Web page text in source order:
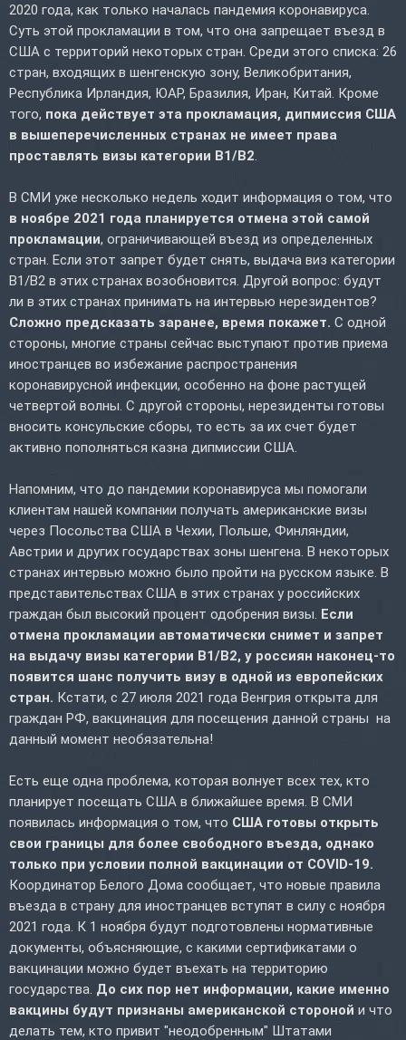
2020 года, как только началась пандемия коронавируса.
Суть этой прокламации в том, что она запрещает въезд в
США с территорий некоторых стран. Среди этого списка: 26
стран, входящих в шенгенскую зону, Великобритания,
Республика Ирландия, ЮАР, Бразилия, Иран, Китай. Кроме
того, пока действует эта прокламация, дипмиссия США
в вышеперечисленных странах не имеет права
проставлять визы категории B1/B2.
В СМИ уже несколько недель ходит информация о том, что
в ноябре 2021 года планируется отмена этой самой
прокламации, ограничивающей въезд из определенных
стран. Если этот запрет будет снять, выдача виз категории
B1/B2 в этих странах возобновится. Другой вопрос: будут
ли в этих странах принимать на интервью нерезидентов?
Сложно предсказать заранее, время покажет. С одной
стороны, многие страны сейчас выступают против приема
иностранцев во избежание распространения
коронавирусной инфекции, особенно на фоне растущей
четвертой волны. С другой стороны, нерезиденты готовы
вносить консульские сборы, то есть за их счет будет
активно пополняться казна дипмиссии США.
Напомним, что до пандемии коронавируса мы помогали
клиентам нашей компании получать американские визы
через Посольства США в Чехии, Польше, Финляндии,
Австрии и других государствах зоны шенгена. В некоторых
странах интервью можно было пройти на русском языке. В
представительствах США в этих странах у российских
граждан был высокий процент одобрения визы. Если
отмена прокламации автоматически снимет и запрет
на выдачу визы категории B1/B2, у россиян наконец-то
появится шанс получить визу в одной из европейских
стран. Кстати, с 27 июля 2021 года Венгрия открыта для
граждан РФ, вакцинация для посещения данной страны на
данный момент необязательна!
Есть еще одна проблема, которая волнует всех тех, кто
планирует посещать США в ближайшее время. В СМИ
появилась информация о том, что США готовы открыть
свои границы для более свободного въезда, однако
только при условии полной вакцинации от COVID-19.
Координатор Белого Дома сообщает, что новые правила
въезда в страну для иностранцев вступят в силу с ноября
2021 года. К 1 ноября будут подготовлены нормативные
документы, объясняющие, с какими сертификатами о
вакцинации можно будет въехать на территорию
государства. До сих пор нет информации, какие именно
вакцины будут признаны американской стороной и что
делать тем, кто привит "неодобренным" Штатами